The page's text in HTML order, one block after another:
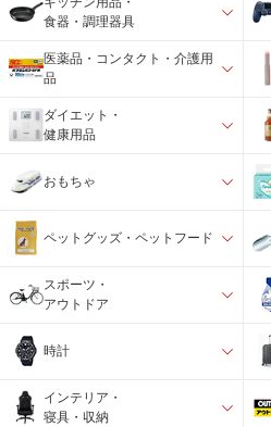
食器・調理器具
医薬品・コンタクト・介護用
品
ダイエット・
健康用品
おもちゃ
ペットグッズ・ペットフード
スポーツ・
アウトドア
時計
インテリア・
寝具・収納